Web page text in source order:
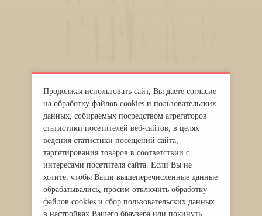
АСТРОЛОГИЯ * /
ЭКОНОМИКА * /
ЗДОРОВЬЕ * /
ЭКОСФЕРА, КЛИМАТ * /
ПОЛИТИКА * /
СОЦИУМ
Продолжая использовать сайт, Вы даете согласие
на обработку файлов cookies и пользовательских
данных, собираемых посредством агрегаторов
статистики посетителей веб-сайтов, в целях
ведения статистики посещений сайта,
таргетирования товаров в соответствии с
интересами посетителя сайта. Если Вы не
хотите, чтобы Ваши вышеперечисленные данные
обрабатывались, просим отключить обработку
файлов cookies и сбор пользовательских данных
в настройках Вашего браузера или покинуть